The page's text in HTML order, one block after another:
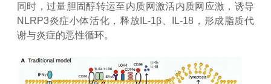
同时，过量胆固醇转运至内质网激活内质网应激，诱导
NLRP3炎症小体活化，释放IL-1β、IL-18，形成脂质代
谢与炎症的恶性循环。